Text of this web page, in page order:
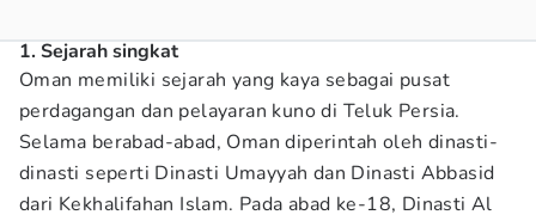
1. Sejarah singkat
Oman memiliki sejarah yang kaya sebagai pusat
perdagangan dan pelayaran kuno di Teluk Persia.
Selama berabad-abad, Oman diperintah oleh dinasti-
dinasti seperti Dinasti Umayyah dan Dinasti Abbasid
dari Kekhalifahan Islam. Pada abad ke-18, Dinasti Al